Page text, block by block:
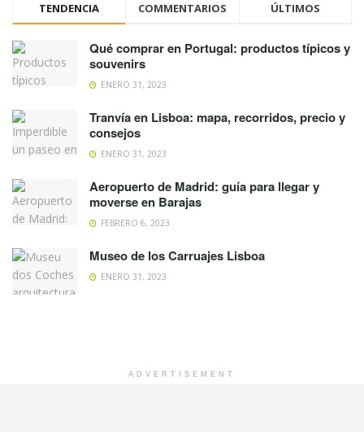
TENDENCIA COMMENTARIOS ÚLTIMOS
Qué comprar en Portugal: productos típicos y
souvenirs
ENERO 31, 2023
Tranvía en Lisboa: mapa, recorridos, precio y
consejos
ENERO 31, 2023
Aeropuerto de Madrid: guía para llegar y
moverse en Barajas
FEBRERO 6, 2023
Museo de los Carruajes Lisboa
ENERO 31, 2023
ADVERTISEMENT